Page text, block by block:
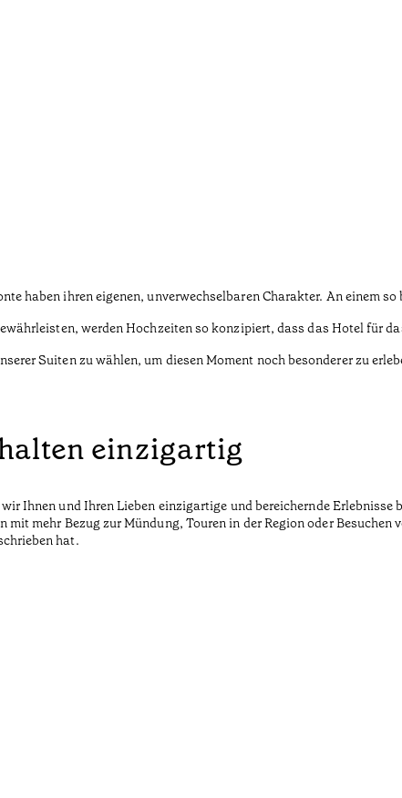
haben ihren eigenen, unverwechselbaren Charakter. An einem
werden Hochzeiten so konzipiert, dass das Hotel für
Suiten zu wählen, um diesen Moment noch besonderer zu
einzigartig
Ihnen und Ihren Lieben einzigartige und bereichernde
mit mehr Bezug zur Mündung, Touren in der Region oder
hat.